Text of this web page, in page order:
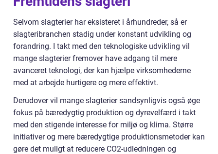
Selvom slagterier har eksisteret i århundreder, så er
slagteribranchen stadig under konstant udvikling og
forandring. I takt med den teknologiske udvikling vil
mange slagterier fremover have adgang til mere
avanceret teknologi, der kan hjælpe virksomhederne
med at arbejde hurtigere og mere effektivt.
Derudover vil mange slagterier sandsynligvis også øge
fokus på bæredygtig produktion og dyrevelfærd i takt
med den stigende interesse for miljø og klima. Større
initiativer og mere bæredygtige produktionsmetoder kan
gøre det muligt at reducere CO2-udledningen og